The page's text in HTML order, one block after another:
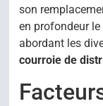
son
en profondeur
abordant les
courroie de